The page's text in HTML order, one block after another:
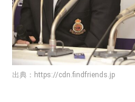
出典： https://cdn.findfriends.jp